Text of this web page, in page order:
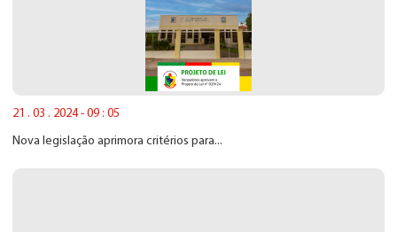
21 . 03 . 2024 - 09 : 05
Nova legislação aprimora critérios para...